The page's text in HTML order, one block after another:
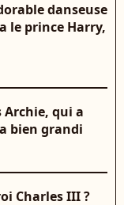
danseuse
le prince Harry,
qui a
bien grandi
Charles III ?